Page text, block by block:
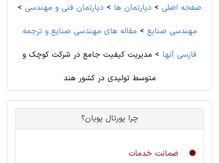
صفحه اصلی > دپارتمان ها > دپارتمان فنی و مهندسی >
مهندسی صنايع > مقاله های مهندسی صنايع و ترجمه
فارسی آنها > مدیریت کیفیت جامع در شرکت کوچک و
متوسط تولیدی در کشور هند
چرا پورتال پویان؟
ضمانت خدمات